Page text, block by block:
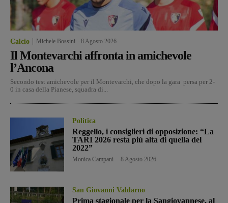
Calcio Michele Bossini 8 Agosto 2026
Il Montevarchi affronta in amichevole
l’Ancona
Secondo test amichevole per il Montevarchi, che dopo la gara persa per 2-
0 in casa della Pianese, squadra di...
Politica
Reggello, i consiglieri di opposizione: “La
TARI 2026 resta più alta di quella del
2022”
Monica Campani 8 Agosto 2026
San Giovanni Valdarno
Prima stagionale per la Sangiovannese, al